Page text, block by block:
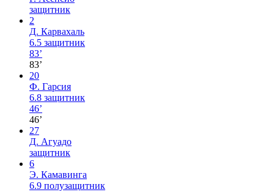
защитник
2
Д. Карвахаль
6.5 защитник
83’
83’
20
Ф. Гарсия
6.8 защитник
46’
46’
27
Д. Агуадо
защитник
6
Э. Камавинга
6.9 полузащитник